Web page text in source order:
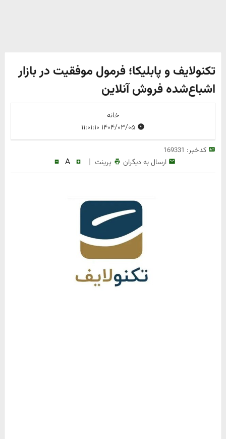
تکنولایف و پابلیکا؛ فرمول موفقیت در بازار
اشباع‌شده فروش آنلاین
خانه
کدخبر: 169331
ارسال به دیگران پرینت |
A